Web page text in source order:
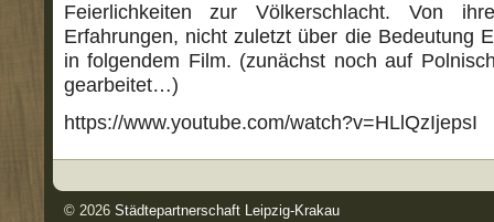
Feierlichkeiten zur Völkerschlacht. Von
Erfahrungen, nicht zuletzt über die Bedeutung
in folgendem Film. (zunächst noch auf
gearbeitet…)
https://www.youtube.com/watch?v=HLlQzIjepsI
© 2026 Städtepartnerschaft Leipzig-Krakau